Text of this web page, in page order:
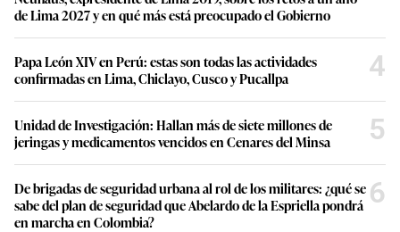
de Lima 2027 y en qué más está preocupado el Gobierno
Papa León XIV en Perú: estas son todas las actividades
confirmadas en Lima, Chiclayo, Cusco y Pucallpa
4
Unidad de Investigación: Hallan más de siete millones de
jeringas y medicamentos vencidos en Cenares del Minsa
5
De brigadas de seguridad urbana al rol de los militares: ¿qué se
sabe del plan de seguridad que Abelardo de la Espriella pondrá
en marcha en Colombia?
6